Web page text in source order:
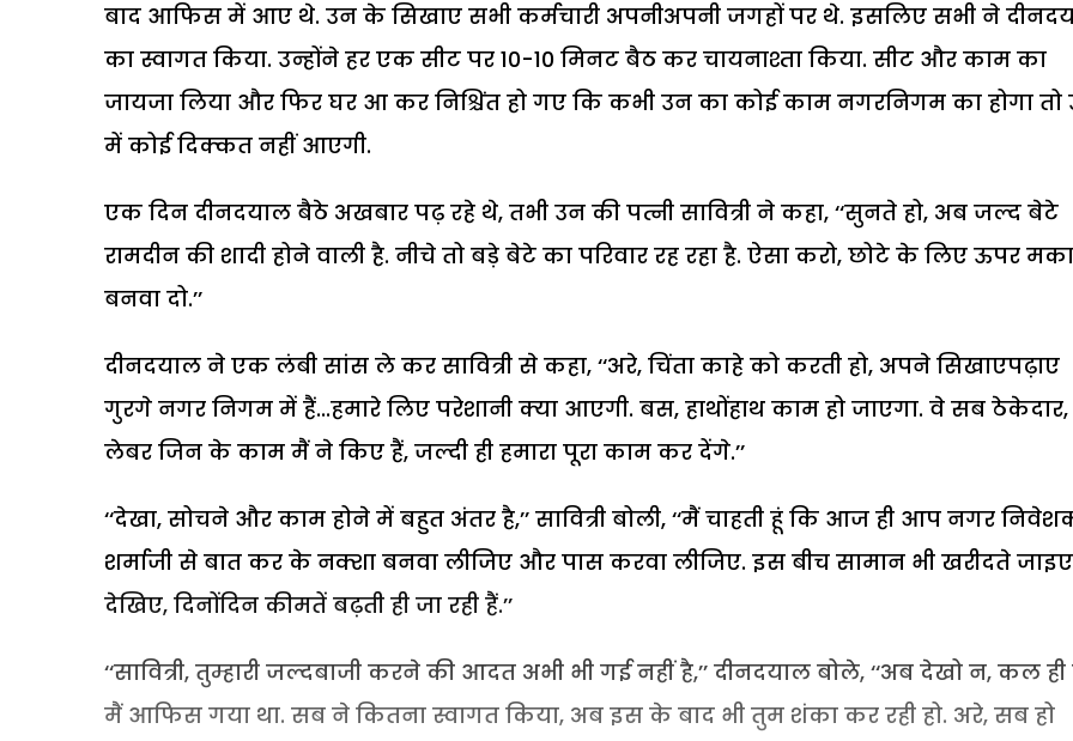
बाद आफिस में आए थे. उन के सिखाए सभी कर्मचारी अपनीअपनी जगहों पर थे. इसलिए सभी ने
का स्वागत किया. उन्होंने हर एक सीट पर 10-10 मिनट बैठ कर चायनाश्ता किया. सीट और काम का
जायजा लिया और फिर घर आ कर निश्चिंत हो गए कि कभी उन का कोई काम नगरनिगम का होगा तो
में कोई दिक्कत नहीं आएगी.
एक दिन दीनदयाल बैठे अखबार पढ़ रहे थे, तभी उन की पत्नी सावित्री ने कहा, ‘‘सुनते हो, अब जल्द बेटे
रामदीन की शादी होने वाली है. नीचे तो बड़े बेटे का परिवार रह रहा है. ऐसा करो, छोटे के लिए ऊपर
बनवा दो.’’
दीनदयाल ने एक लंबी सांस ले कर सावित्री से कहा, ‘‘अरे, चिंता काहे को करती हो, अपने सिखाएपढ़ाए
गुरगे नगर निगम में हैं...हमारे लिए परेशानी क्या आएगी. बस, हाथोंहाथ काम हो जाएगा. वे सब ठेकेदार,
लेबर जिन के काम मैं ने किए हैं, जल्दी ही हमारा पूरा काम कर देंगे.’’
‘‘देखा, सोचने और काम होने में बहुत अंतर है,’’ सावित्री बोली, ‘‘मैं चाहती हूं कि आज ही आप नगर
शर्माजी से बात कर के नक्शा बनवा लीजिए और पास करवा लीजिए. इस बीच सामान भी खरीदते
देखिए, दिनोंदिन कीमतें बढ़ती ही जा रही हैं.’’
‘‘सावित्री, तुम्हारी जल्दबाजी करने की आदत अभी भी गई नहीं है,’’ दीनदयाल बोले, ‘‘अब देखो न, कल ही
मैं आफिस गया था. सब ने कितना स्वागत किया, अब इस के बाद भी तुम शंका कर रही हो. अरे, सब हो